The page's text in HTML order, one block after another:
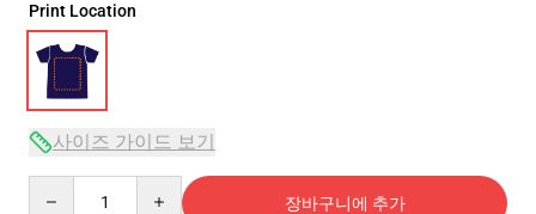
Print Location
사이즈 가이드 보기
장바구니에 추가